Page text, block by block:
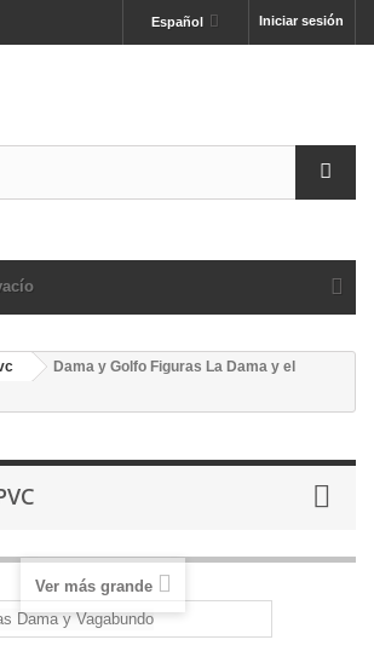
Iniciar sesión
Español
Dama y Golfo Figuras La Dama y el
Ver más grande